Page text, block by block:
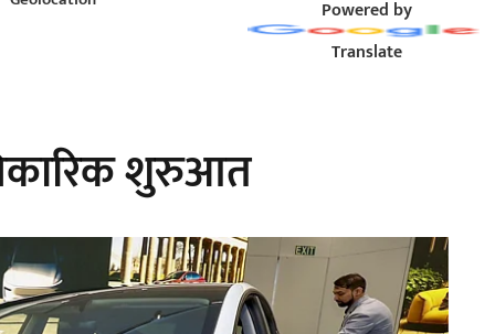
Powered by
Translate
शुरुआत